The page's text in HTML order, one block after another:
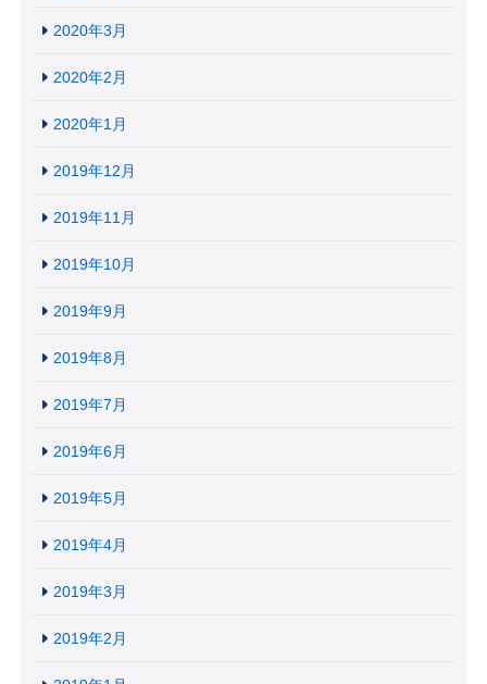
2020年3月
2020年2月
2020年1月
2019年12月
2019年11月
2019年10月
2019年9月
2019年8月
2019年7月
2019年6月
2019年5月
2019年4月
2019年3月
2019年2月